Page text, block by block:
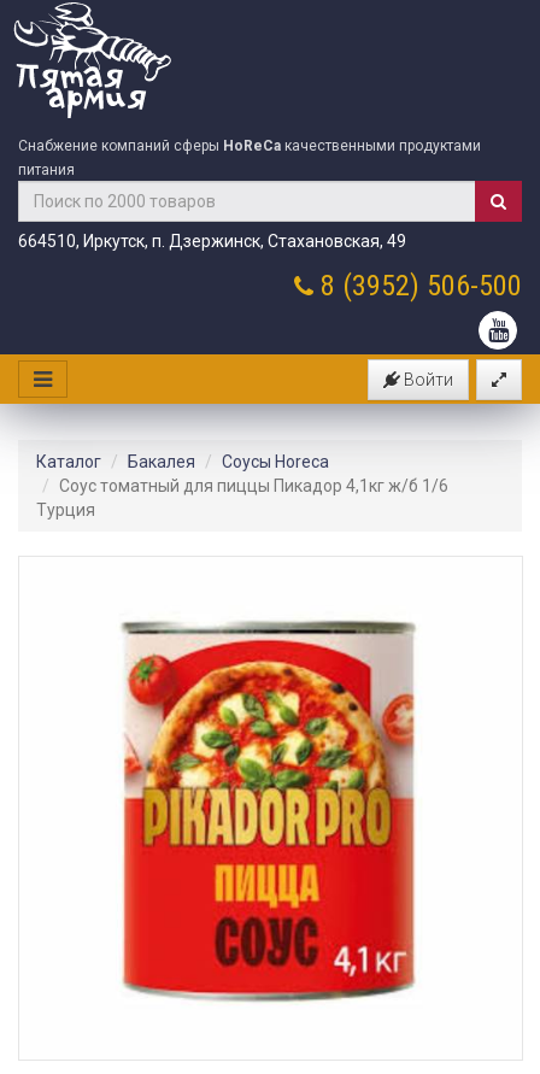
Снабжение компаний сферы HoReCa качественными продуктами
питания
664510, Иркутск, п. Дзержинск, Стахановская, 49
8 (3952) 506-500
Войти
Каталог Бакалея
Соусы Horeca
Соус томатный для пиццы Пикадор 4,1кг ж/б 1/6
Турция